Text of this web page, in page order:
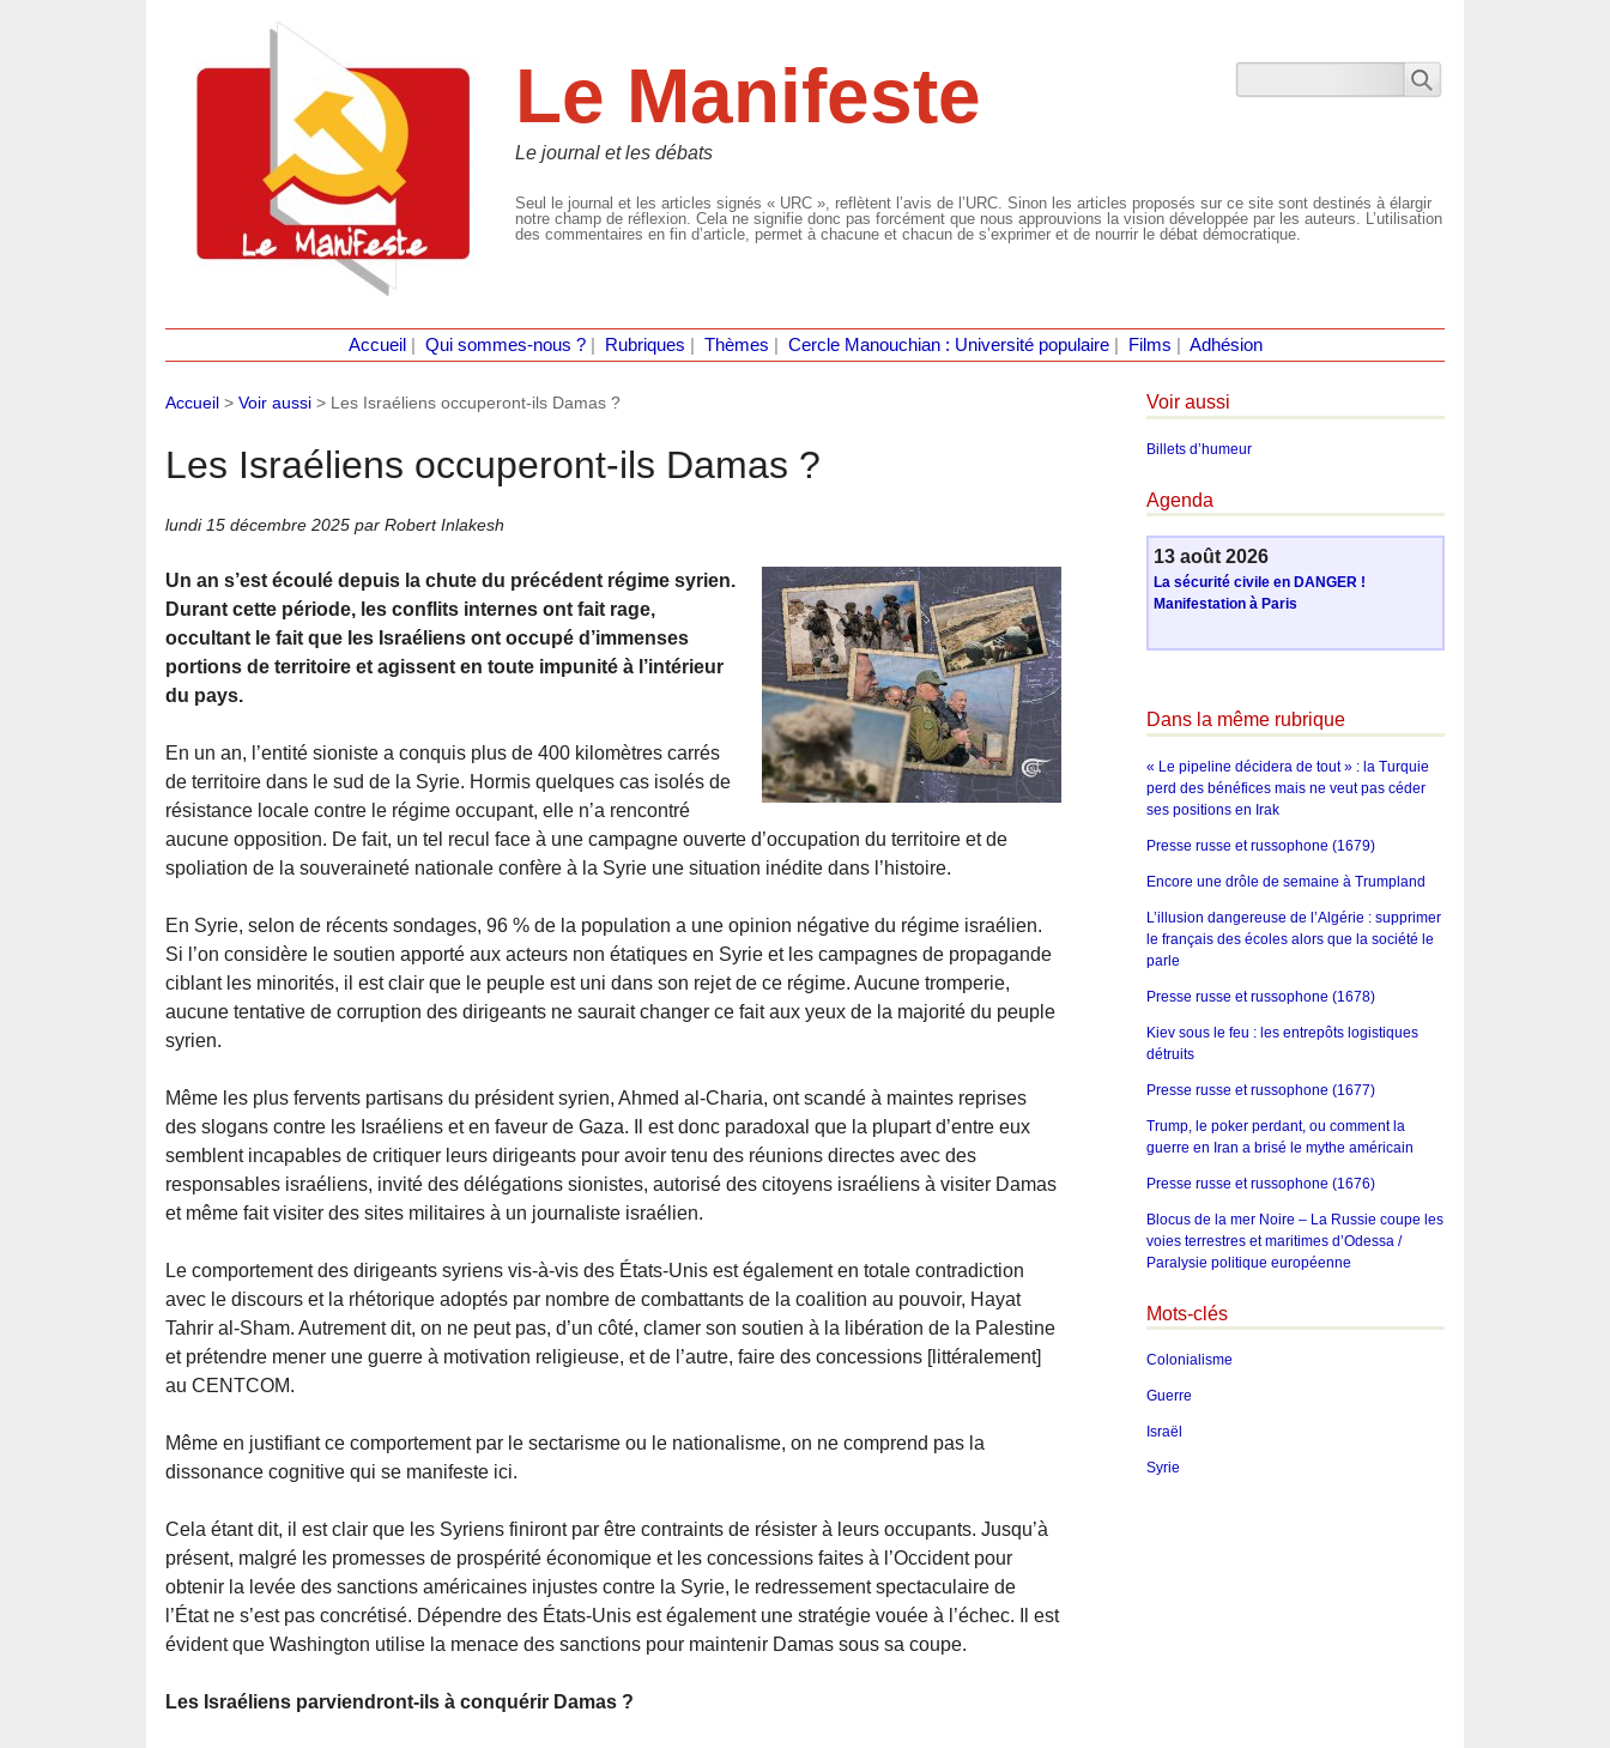
Le Manifeste
Le journal et les débats
Seul le journal et les articles signés « URC », reflètent l’avis de l’URC. Sinon les articles proposés sur ce site sont destinés à élargir
notre champ de réflexion. Cela ne signifie donc pas forcément que nous approuvions la vision développée par les auteurs. L’utilisation
des commentaires en fin d’article, permet à chacune et chacun de s’exprimer et de nourrir le débat démocratique.
Accueil Qui sommes-nous ?| Rubriques Thèmes Cercle Manouchian : Université populaire| Films Adhésion
Accueil > Voir aussi > Les Israéliens occuperont-ils Damas ?
Les Israéliens occuperont-ils Damas ?
lundi 15 décembre 2025 par Robert Inlakesh
Un an s’est écoulé depuis la chute du précédent régime syrien.
Durant cette période, les conflits internes ont fait rage,
occultant le fait que les Israéliens ont occupé d’immenses
portions de territoire et agissent en toute impunité à l’intérieur
du pays.
En un an, l’entité sioniste a conquis plus de 400 kilomètres carrés
de territoire dans le sud de la Syrie. Hormis quelques cas isolés de
résistance locale contre le régime occupant, elle n’a rencontré
aucune opposition. De fait, un tel recul face à une campagne ouverte d’occupation du territoire et de
spoliation de la souveraineté nationale confère à la Syrie une situation inédite dans l’histoire.
En Syrie, selon de récents sondages, 96 % de la population a une opinion négative du régime israélien.
Si l’on considère le soutien apporté aux acteurs non étatiques en Syrie et les campagnes de propagande
ciblant les minorités, il est clair que le peuple est uni dans son rejet de ce régime. Aucune tromperie,
aucune tentative de corruption des dirigeants ne saurait changer ce fait aux yeux de la majorité du peuple
syrien.
Même les plus fervents partisans du président syrien, Ahmed al-Charia, ont scandé à maintes reprises
des slogans contre les Israéliens et en faveur de Gaza. Il est donc paradoxal que la plupart d’entre eux
semblent incapables de critiquer leurs dirigeants pour avoir tenu des réunions directes avec des
responsables israéliens, invité des délégations sionistes, autorisé des citoyens israéliens à visiter Damas
et même fait visiter des sites militaires à un journaliste israélien.
Le comportement des dirigeants syriens vis-à-vis des États-Unis est également en totale contradiction
avec le discours et la rhétorique adoptés par nombre de combattants de la coalition au pouvoir, Hayat
Tahrir al-Sham. Autrement dit, on ne peut pas, d’un côté, clamer son soutien à la libération de la Palestine
et prétendre mener une guerre à motivation religieuse, et de l’autre, faire des concessions [littéralement]
au CENTCOM.
Même en justifiant ce comportement par le sectarisme ou le nationalisme, on ne comprend pas la
dissonance cognitive qui se manifeste ici.
Cela étant dit, il est clair que les Syriens finiront par être contraints de résister à leurs occupants. Jusqu’à
présent, malgré les promesses de prospérité économique et les concessions faites à l’Occident pour
obtenir la levée des sanctions américaines injustes contre la Syrie, le redressement spectaculaire de
l’État ne s’est pas concrétisé. Dépendre des États-Unis est également une stratégie vouée à l’échec. Il est
évident que Washington utilise la menace des sanctions pour maintenir Damas sous sa coupe.
Les Israéliens parviendront-ils à conquérir Damas ?
Voir aussi
Billets d’humeur
Agenda
13 août 2026
La sécurité civile en DANGER !
Manifestation à Paris
Dans la même rubrique
« Le pipeline décidera de tout » : la Turquie
perd des bénéfices mais ne veut pas céder
ses positions en Irak
Presse russe et russophone (1679)
Encore une drôle de semaine à Trumpland
L’illusion dangereuse de l’Algérie : supprimer
le français des écoles alors que la société le
parle
Presse russe et russophone (1678)
Kiev sous le feu : les entrepôts logistiques
détruits
Presse russe et russophone (1677)
Trump, le poker perdant, ou comment la
guerre en Iran a brisé le mythe américain
Presse russe et russophone (1676)
Blocus de la mer Noire – La Russie coupe les
voies terrestres et maritimes d’Odessa /
Paralysie politique européenne
Mots-clés
Colonialisme
Guerre
Israël
Syrie